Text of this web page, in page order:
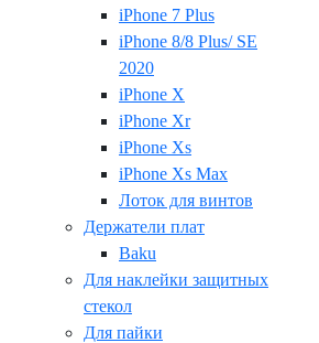
iPhone 7 Plus
iPhone 8/8 Plus/ SE
2020
iPhone X
iPhone Xr
iPhone Xs
iPhone Xs Max
Лоток для винтов
Держатели плат
Baku
Для наклейки защитных
стекол
Для пайки